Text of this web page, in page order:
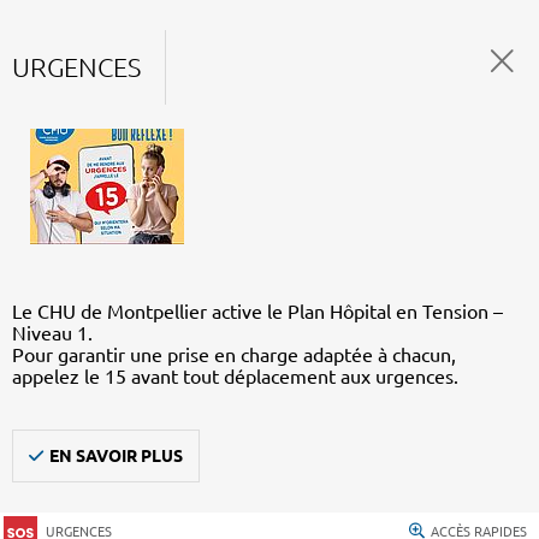
URGENCES
Le CHU de Montpellier active le Plan Hôpital en Tension –
Niveau 1.
Pour garantir une prise en charge adaptée à chacun,
appelez le 15 avant tout déplacement aux urgences.
EN SAVOIR PLUS
URGENCES ACCÈS RAPIDES